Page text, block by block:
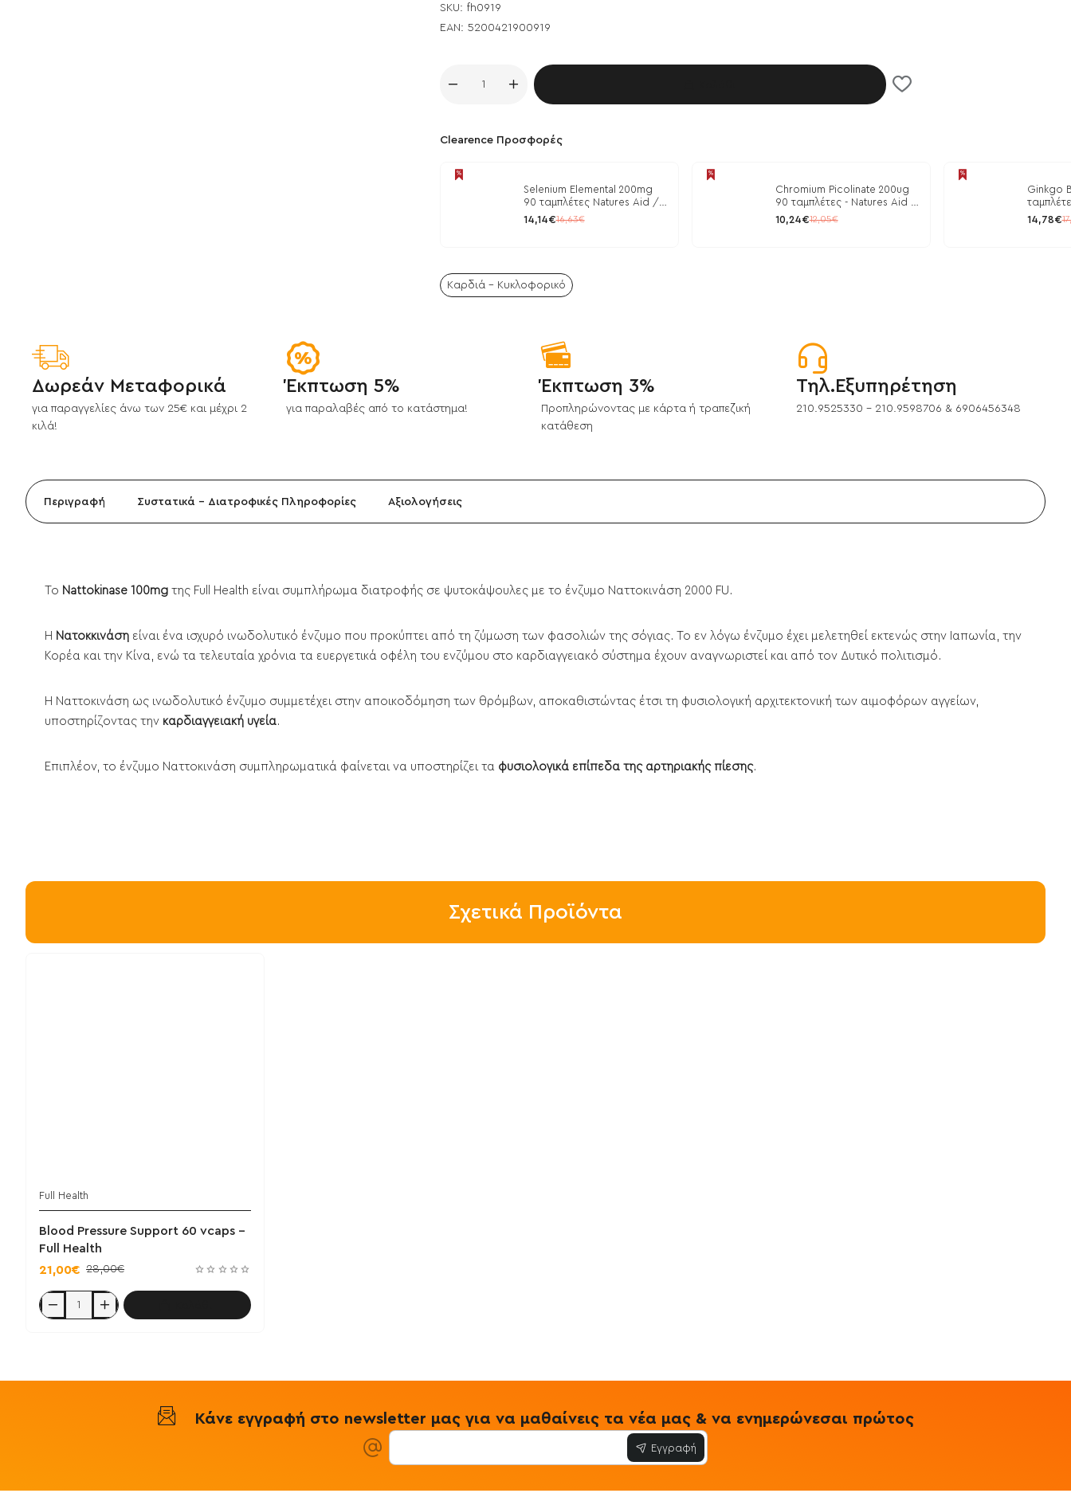
SKU: fh0919
EAN: 5200421900919
Clearence Προσφορές
Selenium Elemental 200mg
90 ταμπλέτες Natures Aid /
Μέταλλα
14,14€16,63€
Chromium Picolinate 200ug
90 ταμπλέτες - Natures Aid /
Ρύθμιση Γλυκόζης
10,24€12,05€
Ginkgo
14,78€
Καρδιά - Κυκλοφορικό
Δωρεάν Μεταφορικά
για παραγγελίες άνω των 25€ και μέχρι 2
κιλά!
Έκπτωση 5%
για παραλαβές από το κατάστημα!
Έκπτωση 3%
Προπληρώνοντας με κάρτα ή τραπεζική
κατάθεση
Τηλ.Εξυπηρέτηση
210.9525330 - 210.9598706 & 6906456348
Περιγραφή Συστατικά - Διατροφικές Πληροφορίες Αξιολογήσεις
To Nattokinase 100mg της Full Health είναι συμπλήρωμα διατροφής σε ψυτοκάψουλες με το ένζυμο Ναττοκινάση 2000 FU.
Η Νατοκκινάση είναι ένα ισχυρό ινωδολυτικό ένζυμο που προκύπτει από τη ζύμωση των φασολιών της σόγιας. Το εν λόγω ένζυμο έχει μελετηθεί εκτενώς στην Ιαπωνία, την
Κορέα και την Κίνα, ενώ τα τελευταία χρόνια τα ευεργετικά οφέλη του ενζύμου στο καρδιαγγειακό σύστημα έχουν αναγνωριστεί και από τον Δυτικό πολιτισμό.
H Ναττοκινάση ως ινωδολυτικό ένζυμο συμμετέχει στην αποικοδόμηση των θρόμβων, αποκαθιστώντας έτσι τη φυσιολογική αρχιτεκτονική των αιμοφόρων αγγείων,
υποστηρίζοντας την καρδιαγγειακή υγεία.
Επιπλέον, το ένζυμο Ναττοκινάση συμπληρωματικά φαίνεται να υποστηρίζει τα φυσιολογικά επίπεδα της αρτηριακής πίεσης.
Σχετικά Προϊόντα
Full Health
Blood Pressure Support 60 vcaps -
Full Health
21,00€ 28,00€
Blood
Pressure
Κάνε εγγραφή στο newsletter μας για να μαθαίνεις τα νέα μας & να ενημερώνεσαι πρώτος
Εγγραφή